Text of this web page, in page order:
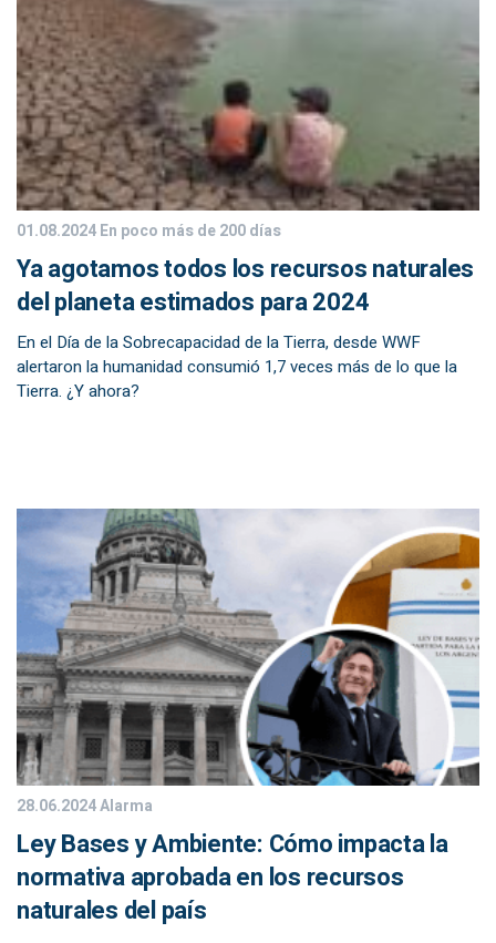
01.08.2024En poco más de 200 días
Ya agotamos todos los recursos naturales
del planeta estimados para 2024
En el Día de la Sobrecapacidad de la Tierra, desde WWF
alertaron la humanidad consumió 1,7 veces más de lo que la
Tierra. ¿Y ahora?
28.06.2024Alarma
Ley Bases y Ambiente: Cómo impacta la
normativa aprobada en los recursos
naturales del país